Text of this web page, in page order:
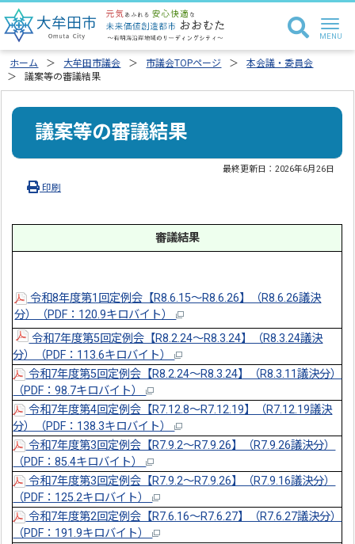
ホーム 大牟田市議会 市議会TOPページ
本会議・委員会
議案等の審議結果
議案等の審議結果
最終更新日：2026年6月26日
印刷
審議結果
令和8年度第1回定例会【R8.6.15～R8.6.26】（R8.6.26議決
分）（PDF：120.9キロバイト）
令和7年度第5回定例会【R8.2.24～R8.3.24】（R8.3.24議決
分）（PDF：113.6キロバイト）
令和7年度第5回定例会【R8.2.24～R8.3.24】（R8.3.11議決分）
（PDF：98.7キロバイト）
令和7年度第4回定例会【R7.12.8～R7.12.19】（R7.12.19議決
分）（PDF：138.3キロバイト）
令和7年度第3回定例会【R7.9.2～R7.9.26】（R7.9.26議決分）
（PDF：85.4キロバイト）
令和7年度第3回定例会【R7.9.2～R7.9.26】（R7.9.16議決分）
（PDF：125.2キロバイト）
令和7年度第2回定例会【R7.6.16～R7.6.27】（R7.6.27議決分）
（PDF：191.9キロバイト）